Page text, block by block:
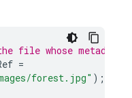
file whose metadata
=
forest.jpg" );